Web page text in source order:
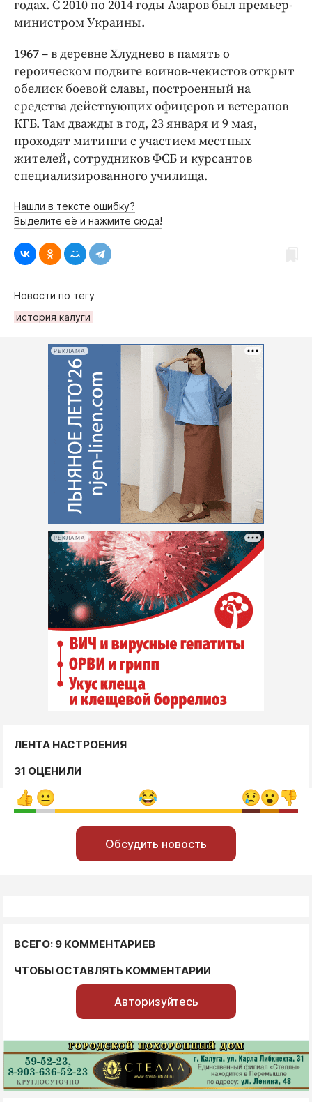
годах. С 2010 по 2014 годы Азаров был премьер-
министром Украины.
1967– в деревне Хлуднево в память о
героическом подвиге воинов-чекистов открыт
обелиск боевой славы, построенный на
средства действующих офицеров и ветеранов
КГБ. Там дважды в год, 23 января и 9 мая,
проходят митинги с участием местных
жителей, сотрудников ФСБ и курсантов
специализированного училища.
Нашли в тексте ошибку?
Выделите её и нажмите сюда!
Новости по тегу
история калуги
РЕКЛАМА
РЕКЛАМА
ЛЕНТА НАСТРОЕНИЯ
31 ОЦЕНИЛИ
Обсудить новость
ВСЕГО: 9 КОММЕНТАРИЕВ
ЧТОБЫ ОСТАВЛЯТЬ КОММЕНТАРИИ
Авторизуйтесь